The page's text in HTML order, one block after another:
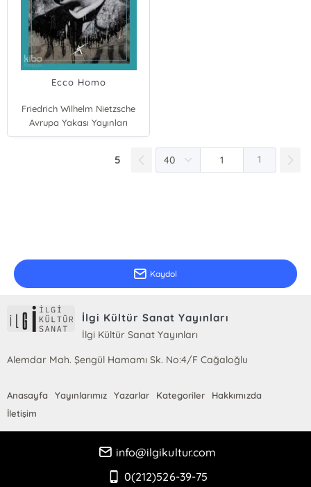
Ecco Homo
Friedrich Wilhelm Nietzsche
Avrupa Yakası Yayınları
5 1
Kaydol
İlgi Kültür Sanat Yayınları
İlgi Kültür Sanat Yayınları
Alemdar Mah. Şengül Hamamı Sk. No:4/F Cağaloğlu
Anasayfa Yayınlarımız Yazarlar Kategoriler
Hakkımızda
İletişim
info@ilgikultur.com
0(212)526-39-75